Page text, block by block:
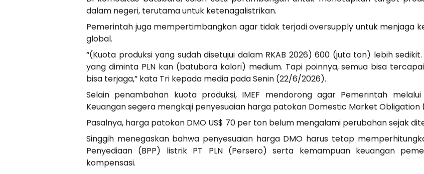
dalam negeri, terutama untuk ketenagalistrikan.
Pemerintah juga mempertimbangkan agar tidak terjadi oversupply untuk menjaga
global.
“(Kuota produksi yang sudah disetujui dalam RKAB 2026) 600 (juta ton) lebih
yang diminta PLN kan (batubara kalori) medium. Tapi poinnya, semua bisa
bisa terjaga,” kata Tri kepada media pada Senin (22/6/2026).
Selain penambahan kuota produksi, IMEF mendorong agar Pemerintah
Keuangan segera mengkaji penyesuaian harga patokan Domestic Market
Pasalnya, harga patokan DMO US$ 70 per ton belum mengalami perubahan sejak
Singgih menegaskan bahwa penyesuaian harga DMO harus tetap
Penyediaan (BPP) listrik PT PLN (Persero) serta kemampuan keuangan
kompensasi.